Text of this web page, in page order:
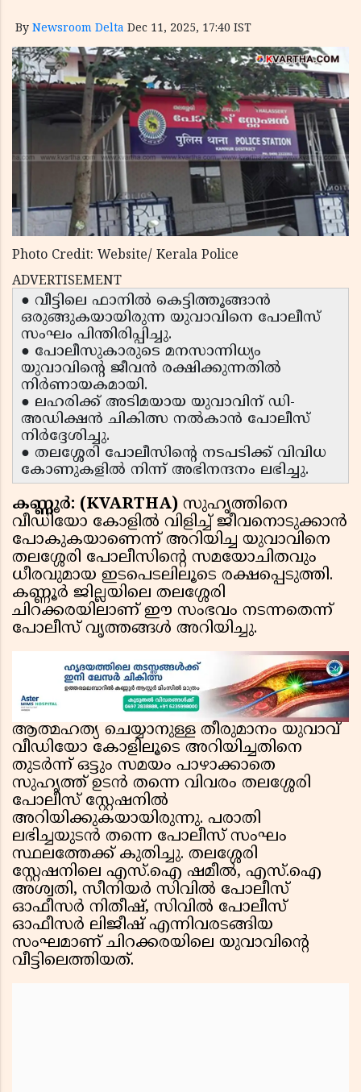
By Newsroom Delta Dec 11, 2025, 17:40 IST
Photo Credit: Website/ Kerala Police
ADVERTISEMENT
● വീട്ടിലെ ഫാനിൽ കെട്ടിത്തൂങ്ങാൻ
ഒരുങ്ങുകയായിരുന്ന യുവാവിനെ പോലീസ്
സംഘം പിന്തിരിപ്പിച്ചു.
● പോലീസുകാരുടെ മനസാന്നിധ്യം
യുവാവിന്റെ ജീവൻ രക്ഷിക്കുന്നതിൽ
നിർണായകമായി.
● ലഹരിക്ക് അടിമയായ യുവാവിന് ഡി-
അഡിക്ഷൻ ചികിത്സ നൽകാൻ പോലീസ്
നിർദ്ദേശിച്ചു.
● തലശ്ശേരി പോലീസിന്റെ നടപടിക്ക് വിവിധ
കോണുകളിൽ നിന്ന് അഭിനന്ദനം ലഭിച്ചു.
കണ്ണൂർ: (KVARTHA) സുഹൃത്തിനെ
വീഡിയോ കോളിൽ വിളിച്ച് ജീവനൊടുക്കാൻ
പോകുകയാണെന്ന് അറിയിച്ച യുവാവിനെ
തലശ്ശേരി പോലീസിന്റെ സമയോചിതവും
ധീരവുമായ ഇടപെടലിലൂടെ രക്ഷപ്പെടുത്തി.
കണ്ണൂർ ജില്ലയിലെ തലശ്ശേരി
ചിറക്കരയിലാണ് ഈ സംഭവം നടന്നതെന്ന്
പോലീസ് വൃത്തങ്ങൾ അറിയിച്ചു.
ആത്മഹത്യ ചെയ്യാനുള്ള തീരുമാനം യുവാവ്
വീഡിയോ കോളിലൂടെ അറിയിച്ചതിനെ
തുടർന്ന് ഒട്ടും സമയം പാഴാക്കാതെ
സുഹൃത്ത് ഉടൻ തന്നെ വിവരം തലശ്ശേരി
പോലീസ് സ്റ്റേഷനിൽ
അറിയിക്കുകയായിരുന്നു. പരാതി
ലഭിച്ചയുടൻ തന്നെ പോലീസ് സംഘം
സ്ഥലത്തേക്ക് കുതിച്ചു. തലശ്ശേരി
സ്റ്റേഷനിലെ എസ്.ഐ ഷമീൽ, എസ്.ഐ
അശ്വതി, സീനിയർ സിവിൽ പോലീസ്
ഓഫീസർ നിതീഷ്, സിവിൽ പോലീസ്
ഓഫീസർ ലിജീഷ് എന്നിവരടങ്ങിയ
സംഘമാണ് ചിറക്കരയിലെ യുവാവിന്റെ
വീട്ടിലെത്തിയത്.